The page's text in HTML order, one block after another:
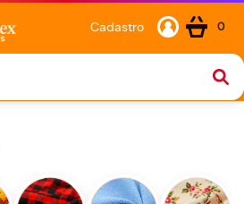
Cadastro 0